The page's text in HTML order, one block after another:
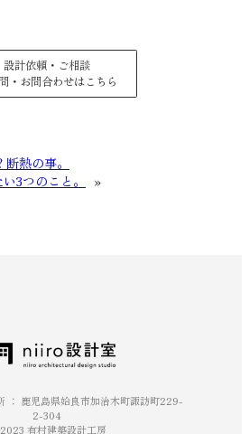
設計依頼・ご相談
・お問合わせはこちら
熱の事。
3つのこと。
»
： 鹿児島県姶良市加治木町諏訪町229-
2-304
有村建築設計工房